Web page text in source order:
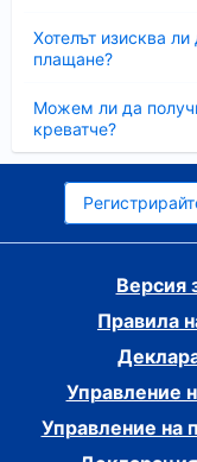
Хотелът изисква
плащане?
Можем ли да
креватче?
Версия
Правила
Управление
Управление на